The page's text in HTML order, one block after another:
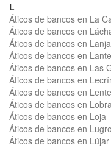
L
Áticos de bancos en La
Áticos de bancos en
Áticos de bancos en
Áticos de bancos en
Áticos de bancos en Las
Áticos de bancos en
Áticos de bancos en
Áticos de bancos en
Áticos de bancos en Loja
Áticos de bancos en
Áticos de bancos en Lújar